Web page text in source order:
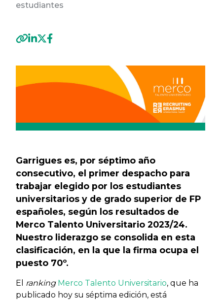
estudiantes
Garrigues es, por séptimo año
consecutivo, el primer despacho para
trabajar elegido por los estudiantes
universitarios y de grado superior de FP
españoles, según los resultados de
Merco Talento Universitario 2023/24.
Nuestro liderazgo se consolida en esta
clasificación, en la que la firma ocupa el
puesto 70º.
El ranking Merco Talento Universitario, que ha
publicado hoy su séptima edición, está